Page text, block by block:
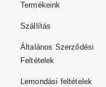
Termékeink
Szállítás
Általános Szerződési
Feltételek
Lemondási feltételek